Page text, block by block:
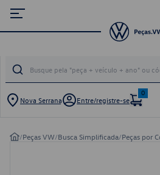
Nova Serrana Entre/registre-se
0
/Peças VW/Busca Simplificada/Peças por